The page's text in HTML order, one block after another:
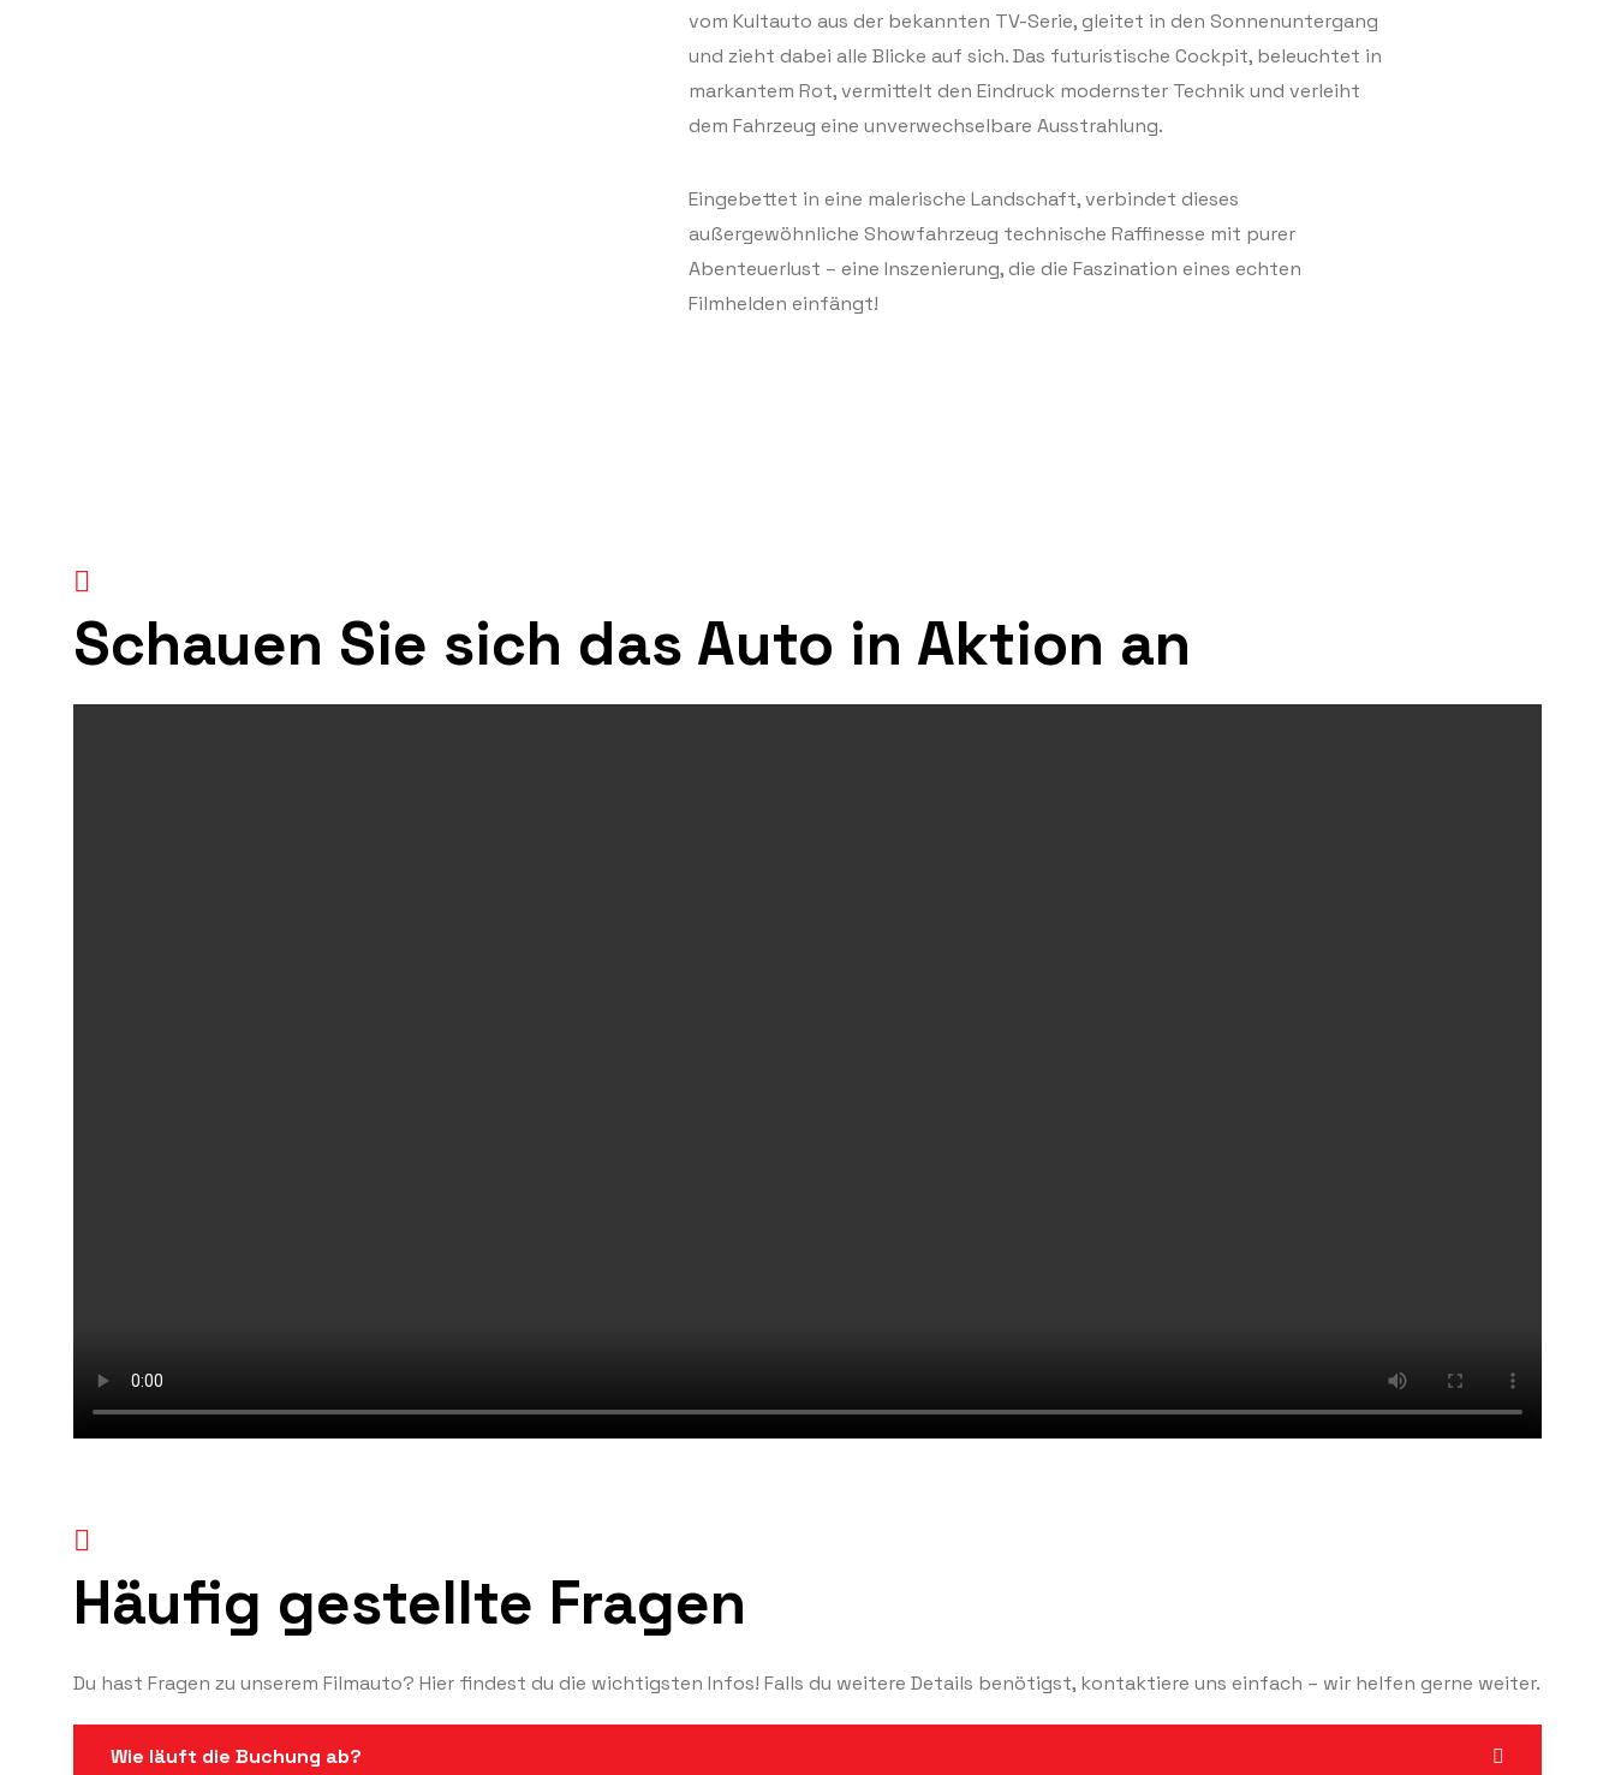
vom Kultauto aus der bekannten TV-Serie, gleitet in den Sonnenuntergang
und zieht dabei alle Blicke auf sich. Das futuristische Cockpit, beleuchtet in
markantem Rot, vermittelt den Eindruck modernster Technik und verleiht
dem Fahrzeug eine unverwechselbare Ausstrahlung.
Eingebettet in eine malerische Landschaft, verbindet dieses
außergewöhnliche Showfahrzeug technische Raffinesse mit purer
Abenteuerlust – eine Inszenierung, die die Faszination eines echten
Filmhelden einfängt!
Schauen Sie sich das Auto in Aktion an
Häufig gestellte Fragen
Du hast Fragen zu unserem Filmauto? Hier findest du die wichtigsten Infos! Falls du weitere Details benötigst, kontaktiere uns einfach – wir helfen gerne weiter.
Wie läuft die Buchung ab?